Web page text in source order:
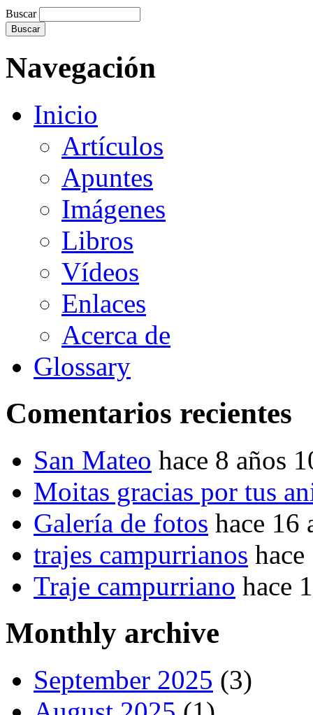
Buscar
Navegación
Inicio
Artículos
Apuntes
Imágenes
Libros
Vídeos
Enlaces
Acerca de
Glossary
Comentarios recientes
San Mateo hace 8 años
Moitas gracias por tus
Galería de fotos hace 16
trajes campurrianos
Traje campurriano hace
Monthly archive
September 2025 (3)